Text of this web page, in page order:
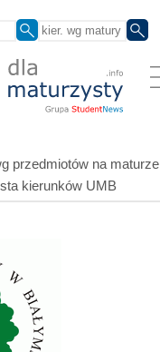
przedmiotów na maturze
kierunków UMB